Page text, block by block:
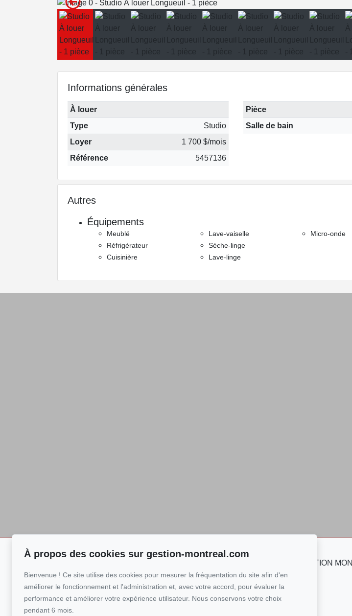
Informations générales
À louer
Type
Studio
Loyer
1 700 $/mois
Référence
5457136
Pièce
Salle de bain
Autres
Équipements
Meublé
Réfrigérateur
Cuisinière
Lave-vaiselle
Sèche-linge
Lave-linge
Micro-onde
MONTRÉAL
Annonces
Nos services
Devis
Pour nous joindre
GESTION MONTRÉAL
+1 (514) 500-7900
À propos des cookies sur gestion-montreal.com
Bienvenue ! Ce site utilise des cookies pour mesurer la fréquentation du site afin d'en
améliorer le fonctionnement et l'administration et, avec votre accord, pour évaluer la
performance et améliorer votre expérience utilisateur. Nous conservons votre choix
pendant 6 mois.